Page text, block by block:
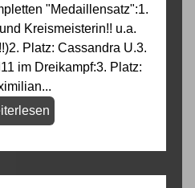
"Medaillensatz":1.
Kreismeisterin!! u.a.
Platz: Cassandra U.3.
im Dreikampf:3. Platz: